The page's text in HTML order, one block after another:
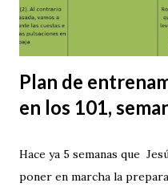
Plan de
en los 101,
Hace ya 5 semanas que
poner en marcha la